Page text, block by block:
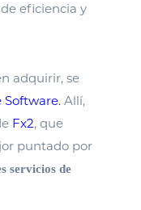
eficiencia y
adquirir, se
Software. Allí,
Fx2, que
puntado por
servicios de